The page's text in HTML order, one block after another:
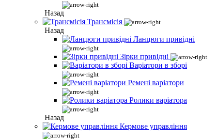
Назад
Трансмісія
Назад
Ланцюги привідні
Зірки привідні
Варіатори в зборі
Ремені варіатори
Ролики варіатора
Назад
Кермове управління